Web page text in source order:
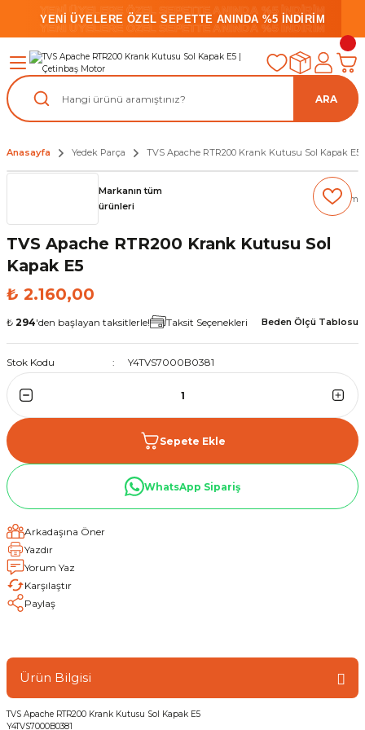
YENİ ÜYELERE ÖZEL SEPETTE ANINDA %5 İNDİRİM
YENİ ÜYELERE ÖZEL SEPETTE ANINDA %5 İNDİRİM
YENİ ÜYELERE ÖZEL SEPETTE ANINDA %5 İNDİRİM
ARA
Anasayfa Yedek Parça TVS Apache RTR200 Krank Kutusu Sol Kapak E5
Markanın tüm
ürünleri
(0) Yorum
TVS Apache RTR200 Krank Kutusu Sol
Kapak E5
₺ 2.160,00
₺ 294'den başlayan taksitlerle! Taksit Seçenekleri Beden Ölçü Tablosu
Stok Kodu Y4TVS7000B0381
Sepete Ekle
WhatsApp Sipariş
Arkadaşına Öner
Yazdır
Yorum Yaz
Karşılaştır
Paylaş
Ürün Bilgisi
TVS Apache RTR200 Krank Kutusu Sol Kapak E5
Y4TVS7000B0381